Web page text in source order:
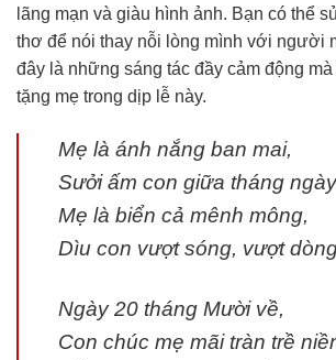
lãng mạn và giàu hình ảnh. Bạn có thể
thơ để nói thay nỗi lòng mình với người
đây là những sáng tác đầy cảm động
tặng mẹ trong dịp lễ này.
Mẹ là ánh nắng ban mai,
Sưởi ấm con giữa tháng
Mẹ là biển cả mênh mông,
Dìu con vượt sóng, vượt
Ngày 20 tháng Mười về,
Con chúc mẹ mãi tràn trề